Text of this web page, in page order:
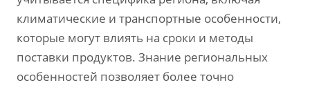
климатические и транспортные особенности,
которые могут влиять на сроки и методы
поставки продуктов. Знание региональных
особенностей позволяет более точно